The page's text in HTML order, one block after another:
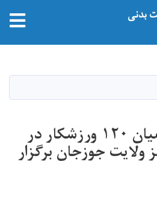
content
بدنی
مسابقات کورش میان ۱۲۰ ورزشکار در
جوزجان برگزار